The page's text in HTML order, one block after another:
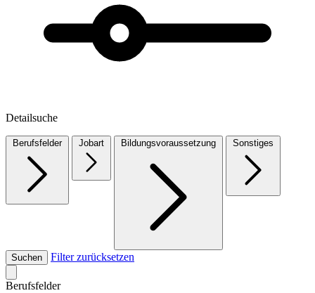
Detailsuche
Berufsfelder Jobart Bildungsvoraussetzung Sonstiges
Suchen Filter zurücksetzen
Berufsfelder